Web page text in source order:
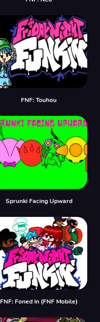
FNF: Touhou
Sprunki Facing Upward
FNF: Foned In (FNF Mobile)